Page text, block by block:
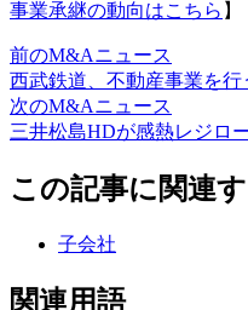
事業承継の動向はこちら 】
前のM&Aニュース
西武鉄道、不動産事業を
次のM&Aニュース
三井松島HDが感熱レジロ
この記事に関連
子会社
関連用語